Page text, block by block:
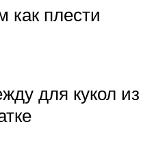
как плести
для кукол из